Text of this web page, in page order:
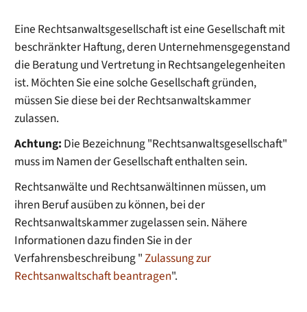
Eine Rechtsanwaltsgesellschaft ist eine Gesellschaft mit
beschränkter Haftung, deren Unternehmensgegenstand
die Beratung und Vertretung in Rechtsangelegenheiten
ist. Möchten Sie eine solche Gesellschaft gründen,
müssen Sie diese bei der Rechtsanwaltskammer
zulassen.
Achtung: Die Bezeichnung "Rechtsanwaltsgesellschaft"
muss im Namen der Gesellschaft enthalten sein.
Rechtsanwälte und Rechtsanwältinnen müssen, um
ihren Beruf ausüben zu können, bei der
Rechtsanwaltskammer zugelassen sein. Nähere
Informationen dazu finden Sie in der
Verfahrensbeschreibung "Zulassung zur
Rechtsanwaltschaft beantragen".